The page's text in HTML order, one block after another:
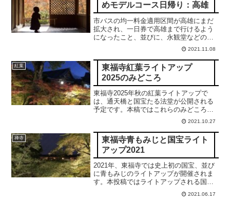
めモデルコース日帰り：高雄
市バスの均一料金適用区間が高雄にまだ
拡大され、一日券で高雄まで行けるよう
になったこと、並びに、永観堂などの市
内の名所と比較し、混雑の緩和が期待で
きることに鑑み、本投稿では、高雄の紅
葉の名所たる高山寺、西明寺、神護寺を
回り、最後に龍安寺に至る日帰りコース
をご紹介します。
2021.11.08
紅葉
東福寺紅葉ライトアップ
2025のみどころ
東福寺2025年秋の紅葉ライトアップで
は、通天橋と国宝たる法堂が公開される
予定です。本稿ではこれらのみどころに
つきビデオや写真を交えながら解説申し
2021.10.27
禅寺
東福寺青もみじと国宝ライト
アップ2021
2021年、東福寺では史上初の国宝、並び
に青もみじのライトアップが開催されま
す。本投稿ではライトアップされる国宝
の三門や洗玉澗や通天橋の青もみじの楽
しみかたなど、詳細に紹介申し上げま
2021.06.17